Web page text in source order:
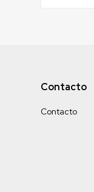
Contacto
Contacto